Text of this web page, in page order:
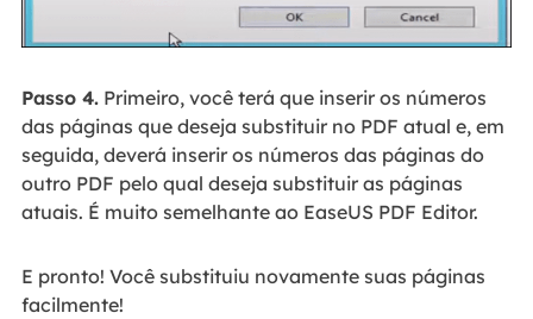
Passo 4.Primeiro, você terá que inserir os números
das páginas que deseja substituir no PDF atual e, em
seguida, deverá inserir os números das páginas do
outro PDF pelo qual deseja substituir as páginas
atuais. É muito semelhante ao EaseUS PDF Editor.
E pronto! Você substituiu novamente suas páginas
facilmente!